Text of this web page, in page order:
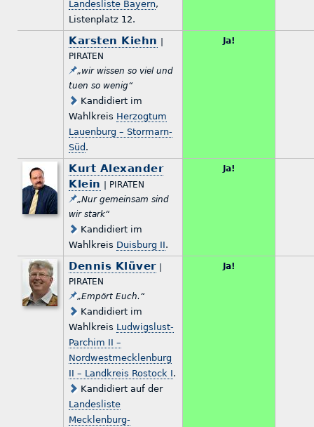
Landesliste Bayern,
Listenplatz 12.
Karsten Kiehn
PIRATEN
„wir wissen so viel und
tuen so wenig“
Kandidiert im
Wahlkreis Herzogtum
Lauenburg – Stormarn-
Süd .
Ja!
Kurt Alexander
Klein
| PIRATEN
„Nur gemeinsam sind
wir stark“
Kandidiert im
Wahlkreis Duisburg II.
Ja!
Dennis Klüver|
PIRATEN
„Empört Euch.“
Kandidiert im
Wahlkreis Ludwigslust-
Parchim II –
Nordwestmecklenburg
II – Landkreis Rostock I.
Kandidiert auf der
Landesliste
Mecklenburg-
Ja!